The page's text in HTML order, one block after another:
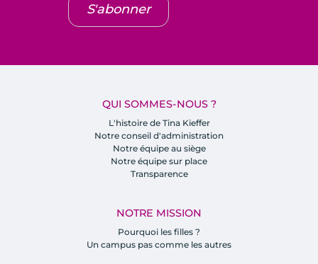
QUI SOMMES-NOUS ?
L'histoire de Tina Kieffer
Notre conseil d'administration
Notre équipe au siège
Notre équipe sur place
Transparence
NOTRE MISSION
Pourquoi les filles ?
Un campus pas comme les autres
S'abonner